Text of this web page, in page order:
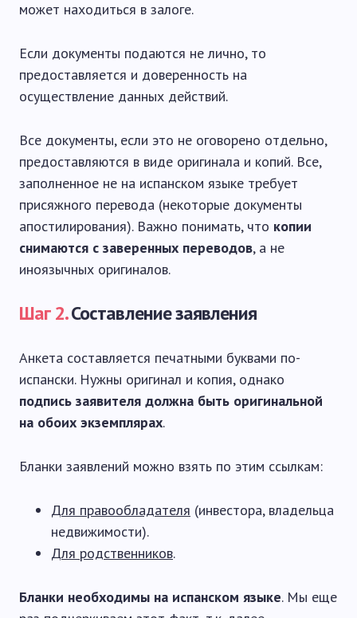
может находиться в залоге.
Если документы подаются не лично, то
предоставляется и доверенность на
осуществление данных действий.
Все документы, если это не оговорено отдельно,
предоставляются в виде оригинала и копий. Все,
заполненное не на испанском языке требует
присяжного перевода (некоторые документы
апостилирования). Важно понимать, что копии
снимаются с заверенных переводов, а не
иноязычных оригиналов.
Шаг 2.Составление заявления
Анкета составляется печатными буквами по-
испански. Нужны оригинал и копия, однако
подпись заявителя должна быть оригинальной
на обоих экземплярах.
Бланки заявлений можно взять по этим ссылкам:
Для правообладателя (инвестора, владельца
недвижимости).
Для родственников.
Бланки необходимы на испанском языке. Мы еще